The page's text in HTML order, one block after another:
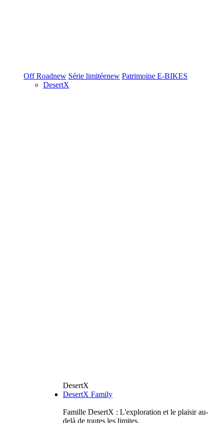
Off Roadnew Série limitéenew Patrimoine E-BIKES
DesertX
DesertX
DesertX Family
Famille DesertX : L'exploration et le plaisir au-
delà de toutes les limites.